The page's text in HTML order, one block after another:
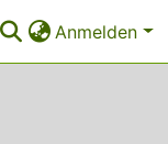
Anmelden